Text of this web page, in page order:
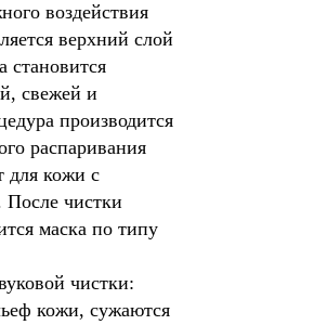
воздействия
верхний слой
становится
свежей и
производится
распаривания
для кожи с
После чистки
маска по типу
чистки:
кожи, сужаются